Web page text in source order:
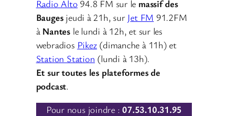
Radio Alto 94.8 FM sur le massif des
Bauges jeudi à 21h, sur Jet FM 91.2FM
à Nantesle lundi à 12h, et sur les
webradios Pikez(dimanche à 11h) et
Station Station (lundi à 13h).
Et sur toutes les plateformes de
podcast.
Pour nous joindre : 07.53.10.31.95